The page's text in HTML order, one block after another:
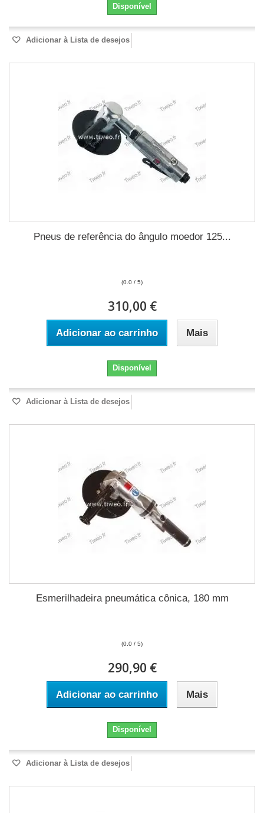
Disponível
Adicionar à Lista de desejos
Pneus de referência do ângulo moedor 125...
(0.0 / 5)
310,00 €
Adicionar ao carrinho Mais
Disponível
Adicionar à Lista de desejos
Esmerilhadeira pneumática cônica, 180 mm
(0.0 / 5)
290,90 €
Adicionar ao carrinho Mais
Disponível
Adicionar à Lista de desejos